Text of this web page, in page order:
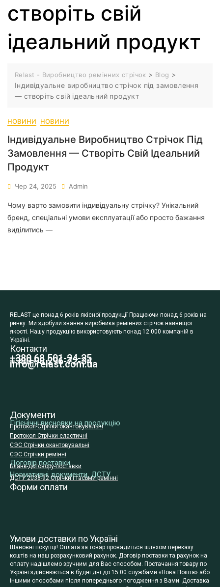
створіть свій
ідеальний продукт
Relast - Виробництво ремінних стрічок > Blog >
Індивідуальне виробництво стрічок під замовлення
— створіть свій ідеальний продукт
НОВИНИ НОВИНИ
Індивідуальне Виробництво Стрічок Під
Замовлення — Створіть Свій Ідеальний
Продукт
Чер 24, 2025 Admin
Чому варто замовити індивідуальну стрічку? Унікальний
бренд, спеціальні умови експлуатації або просто бажання
виділитись —
RELAST це понад 6 років якісної продукції Працюючи понад 6 років на
ринку. Ми здобули звання виробника ремінних стрічок найвищої
якості. Нашу продукцію використовують понад 12 000 компаній в
Україні.
Контакти
+380 68 501-24-25
+380 98 296-72-34
info@relast.com.ua
Документи
Гігієнічні висновки на продукцію
Протокол-Стрічки окантовувальні
Протокол Стрічки еластичні
СЭС Стрічки окантовувальні
СЭС Стрічки ремінні
Договір поставки
Бланк-договору-поставки
Нормативні документи, ДСТУ
ДСТУ 2038-92 Стрічки і тасьми ремінні
Форми оплати
Умови доставки по Україні
Шановні покупці! Оплата за товар провадиться шляхом переказу
коштів на наш розрахунковий рахунок. Договір поставки та рахунок на
оплату надішлемо зручним для Вас способом. Постачання товару по
Україні здійснюється в будні дні до 15:00 службами «Нова Пошта» або
іншими способами після попереднього погодження з Вами. Доставка